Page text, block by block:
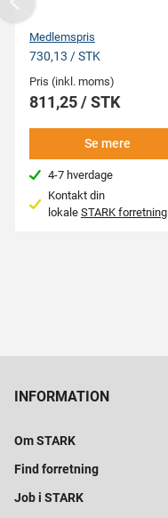
Medlemspris
730,13 / STK
Pris (inkl. moms)
811,25 / STK
Se mere
4-7 hverdage
Kontakt din
lokale STARK forretning
Previous
INFORMATION
Om STARK
Find forretning
Job i STARK